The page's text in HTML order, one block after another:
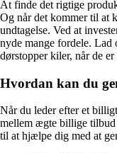
At finde det rigtige
Og når det kommer til at
undtagelse. Ved at
nyde mange fordele.
dørstopper kiler, når de
Hvordan kan du
Når du leder efter et
mellem ægte billige
til at hjælpe dig med at